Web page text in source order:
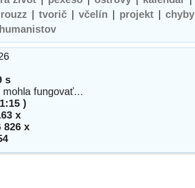
rouzz tvorič včelín projekt chyby
s
fungovať...
)
x
826 x